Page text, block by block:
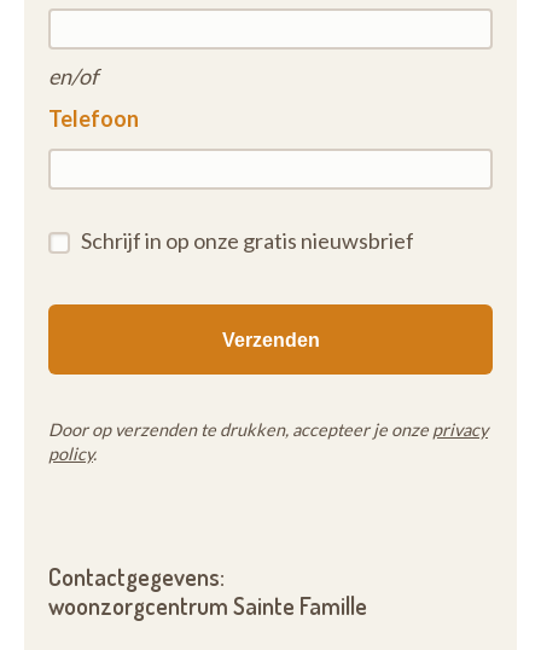
en/of
Telefoon
Schrijf in op onze gratis nieuwsbrief
Door op verzenden te drukken, accepteer je onze privacy
policy.
Contactgegevens:
woonzorgcentrum Sainte Famille